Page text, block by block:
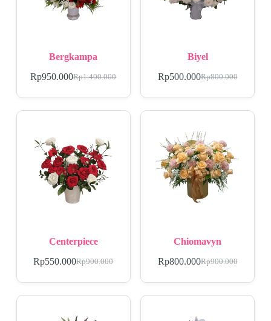
Bergkampa
Rp1.400.000
Rp950.000
Biyel
Rp800.000
Rp500.000
Centerpiece
Rp900.000
Rp550.000
Chiomavyn
Rp900.000
Rp800.000